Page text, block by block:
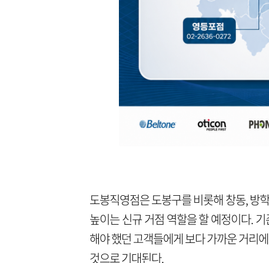
도봉직영점은 도봉구를 비롯해 창동, 방
높이는 신규 거점 역할을 할 예정이다.
해야 했던 고객들에게 보다 가까운 거리
것으로 기대된다.